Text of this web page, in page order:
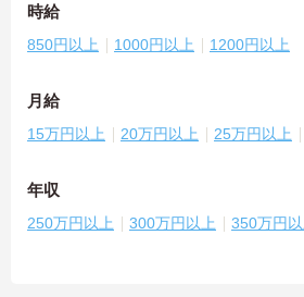
時給
850円以上 1000円以上 1200円以上
月給
15万円以上 20万円以上 25万円以上
年収
250万円以上 300万円以上 350万円以